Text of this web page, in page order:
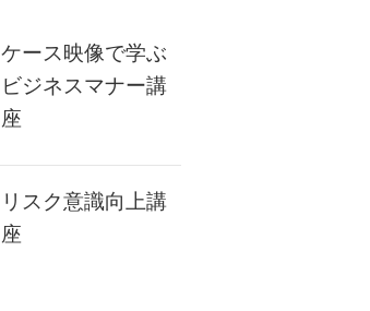
ケース映像で学ぶ
ビジネスマナー講
座
リスク意識向上講
座